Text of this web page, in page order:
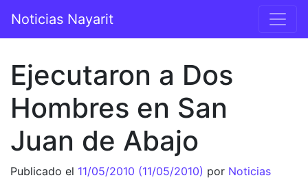
Navegación principal
Noticias Nayarit
Ejecutaron a Dos
Hombres en San
Juan de Abajo
Publicado el 11/05/2010 (11/05/2010) por Noticias